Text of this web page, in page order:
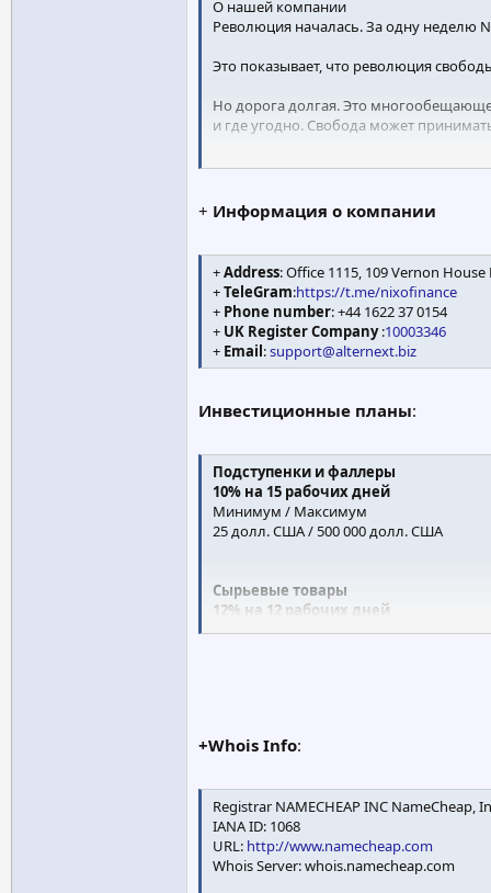
О нашей компании
Революция началась. За одну неделю
Это показывает, что революция
Но дорога долгая. Это
и где угодно. Свобода может
Поскольку мы хотим, чтобы наши
бизнесом и операциями).
+ Информация о компании
+Address: Office 1115, 109 Vernon
+TeleGram:https://t.me/nixofinance
+ Phone number: +44 1622 37 0154
+ UK Register Company:10003346
+ Email:support@alternext.biz
Инвестиционные планы:
Подступенки и фаллеры
10% на 15 рабочих дней
Минимум / Максимум
25 долл. США / 500 000 долл. США
Сырьевые товары
12% на 12 рабочих дней
Минимум / Максимум
5000 долл. США / 500 000 долл. США
+Whois Info:
Registrar NAMECHEAP INC NameCheap,
IANA ID: 1068
URL: http://www.namecheap.com
Whois Server: whois.namecheap.com